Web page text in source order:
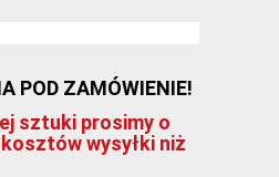
POD ZAMÓWIENIE!
sztuki prosimy o
wysyłki niż